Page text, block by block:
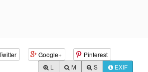
Google+ Pinterest
M S EXIF